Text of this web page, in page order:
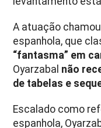
A atuação
espanhola, que
“fantasma” em
Oyarzabal não
de tabelas e
Escalado como
espanhola,